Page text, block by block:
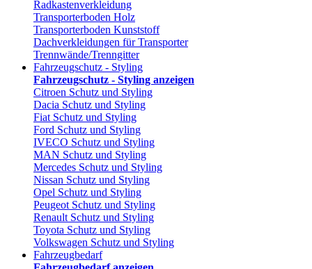
Radkastenverkleidung
Transporterboden Holz
Transporterboden Kunststoff
Dachverkleidungen für Transporter
Trennwände/Trenngitter
Fahrzeugschutz - Styling
Fahrzeugschutz - Styling anzeigen
Citroen Schutz und Styling
Dacia Schutz und Styling
Fiat Schutz und Styling
Ford Schutz und Styling
IVECO Schutz und Styling
MAN Schutz und Styling
Mercedes Schutz und Styling
Nissan Schutz und Styling
Opel Schutz und Styling
Peugeot Schutz und Styling
Renault Schutz und Styling
Toyota Schutz und Styling
Volkswagen Schutz und Styling
Fahrzeugbedarf